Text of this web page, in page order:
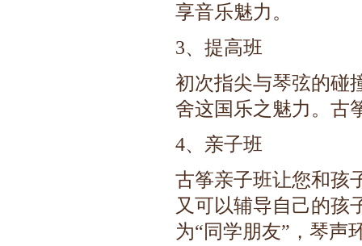
享音乐魅力。
3、提高班
初次指尖与琴弦的碰
舍这国乐之魅力。古
4、亲子班
古筝亲子班让您和孩
又可以辅导自己的孩
为“同学朋友”，琴声